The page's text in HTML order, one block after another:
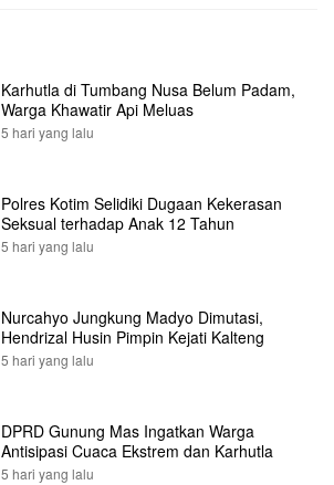
Karhutla di Tumbang Nusa Belum Padam,
Warga Khawatir Api Meluas
5 hari yang lalu
Polres Kotim Selidiki Dugaan Kekerasan
Seksual terhadap Anak 12 Tahun
5 hari yang lalu
Nurcahyo Jungkung Madyo Dimutasi,
Hendrizal Husin Pimpin Kejati Kalteng
5 hari yang lalu
DPRD Gunung Mas Ingatkan Warga
Antisipasi Cuaca Ekstrem dan Karhutla
5 hari yang lalu